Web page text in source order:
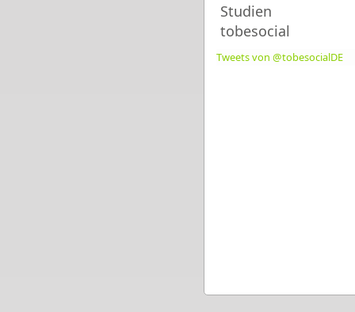
Studien
tobesocial
Tweets von @tobesocialDE